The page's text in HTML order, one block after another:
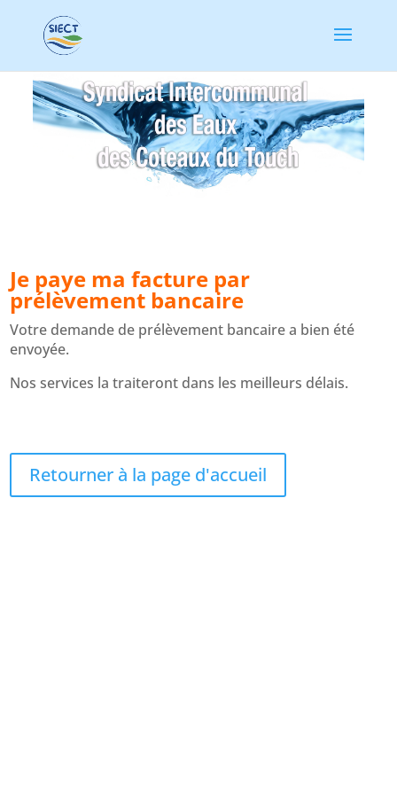
Je paye ma facture par
prélèvement bancaire
Votre demande de prélèvement bancaire a bien été
envoyée.
Nos services la traiteront dans les meilleurs délais.
Retourner à la page d'accueil